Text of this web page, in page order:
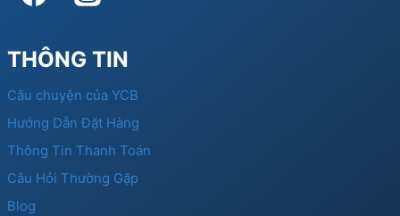
THÔNG TIN
Câu chuyện của YCB
Hướng Dẫn Đặt Hàng
Thông Tin Thanh Toán
Câu Hỏi Thường Gặp
Blog